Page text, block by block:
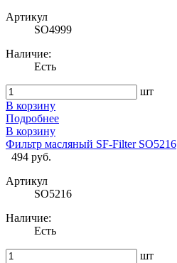
Артикул
SO4999
Наличие:
Есть
шт
В корзину
Подробнее
В корзину
Фильтр масляный SF-Filter SO5216
494 руб.
Артикул
SO5216
Наличие:
Есть
шт